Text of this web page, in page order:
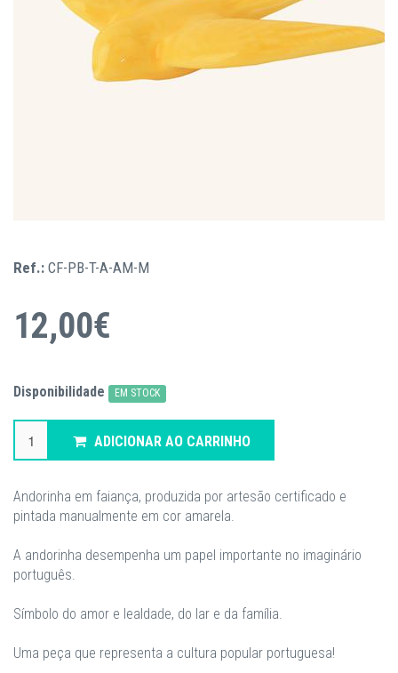
Ref.: CF-PB-T-A-AM-M
12,00€
Disponibilidade EM STOCK
ADICIONAR AO CARRINHO
Andorinha em faiança, produzida por artesão certificado e
pintada manualmente em cor amarela.
A andorinha desempenha um papel importante no imaginário
português.
Símbolo do amor e lealdade, do lar e da família.
​Uma peça que representa a cultura popular portuguesa!